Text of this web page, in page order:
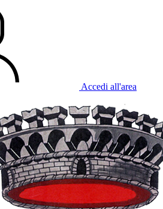
Accedi all'area